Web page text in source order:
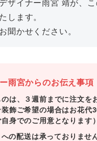
ザイナー雨宮 靖が、
します。
聞かせください。
雨宮からのお伝え事項
は、３週前までに注文を
飾ご希望の場合はお花代
身でのご用意となります）
の配送は承っておりません